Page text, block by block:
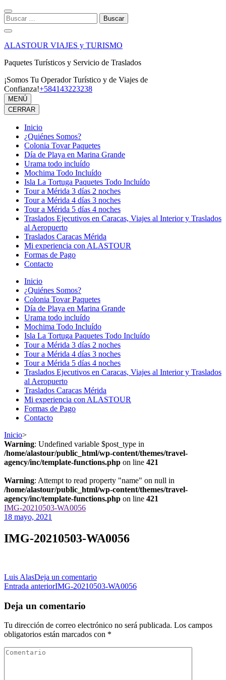
Saltar
al
contenido
(presiona
la
Intro)
Buscar:
ALASTOUR VIAJES y TURISMO
Paquetes Turísticos y Servicio de Traslados
¡Somos Tu Operador Turístico y de Viajes de
Confianza!+584143223238
MENÚ
CERRAR
Inicio
¿Quiénes Somos?
Colonia Tovar Paquetes
Día de Playa en Marina Grande
Urama todo incluído
Mochima Todo Incluído
Isla La Tortuga Paquetes Todo Incluído
Tour a Mérida 3 días 2 noches
Tour a Mérida 4 días 3 noches
Tour a Mérida 5 días 4 noches
Traslados Ejecutivos en Caracas, Viajes al Interior y Traslados
al Aeropuerto
Traslados Caracas Mérida
Mi experiencia con ALASTOUR
Formas de Pago
Contacto
Inicio
¿Quiénes Somos?
Colonia Tovar Paquetes
Día de Playa en Marina Grande
Urama todo incluído
Mochima Todo Incluído
Isla La Tortuga Paquetes Todo Incluído
Tour a Mérida 3 días 2 noches
Tour a Mérida 4 días 3 noches
Tour a Mérida 5 días 4 noches
Traslados Ejecutivos en Caracas, Viajes al Interior y Traslados
al Aeropuerto
Traslados Caracas Mérida
Mi experiencia con ALASTOUR
Formas de Pago
Contacto
Inicio>
Warning: Undefined variable $post_type in
/home/alastour/public_html/wp-content/themes/travel-
agency/inc/template-functions.php on line 421
Warning: Attempt to read property "name" on null in
/home/alastour/public_html/wp-content/themes/travel-
agency/inc/template-functions.php on line 421
IMG-20210503-WA0056
18 mayo, 2021
IMG-20210503-WA0056
Luis AlasDeja un comentarioen
IMG-
Navegación
de
las
entradas
Entrada anteriorIMG-20210503-WA0056
Deja un comentario
Tu dirección de correo electrónico no será publicada. Los campos
obligatorios están marcados con *
Comentario